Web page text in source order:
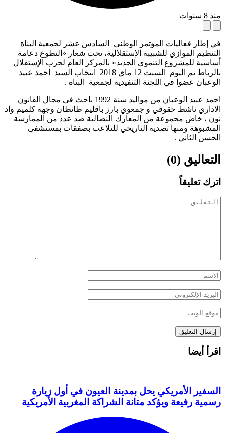
منذ 8 سنوات
في إطار فعاليات المؤتمر الوطني السادس عشر لجمعية البناة
التنظيم الموازي للشبيبة الإستقلالية، تحت شعار «التطوع دعامة
أساسية للمشروع التنموي الجديد» بالمركز العام لحزب الإستقلال
بالرباط تم اليوم السبت 12 ماي 2018 انتخاب السيد احمد عبيد
الوعبان عضوا في اللجنة التنفيدية لجمعية البناة .
احمد عبيد الوعبان من مواليد سنة 1992 باحث في مجال القانون
الاداري ناشط حقوقي و جمعوي بارز باقليم طانطان وجهة كلميم واد
نون ، خاض مجموعة من المعارك النضالية ضد عدد من الممارسة
المشبوهة ومنها تصديه التاريخي للتلاعب بصفقات بمستشفى
الحسن الثاني .
التعاليق (0)
اترك تعليقاً
اقرأ أيضا
السفير الأمريكي يحل بمدينة العيون في أول زيارة
رسمية رفيعة ويؤكد متانة الشراكة المغربية الأمريكية